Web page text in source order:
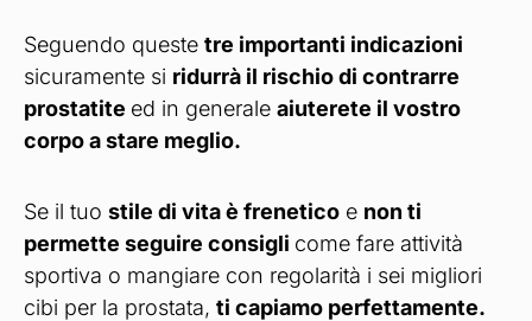
Seguendo queste tre importanti indicazioni
sicuramente si ridurrà il rischio di contrarre
prostatite ed in generale aiuterete il vostro
corpo a stare meglio.
Se il tuo stile di vita è frenetico e non ti
permette seguire consigli come fare attività
sportiva o mangiare con regolarità i sei migliori
cibi per la prostata, ti capiamo perfettamente.